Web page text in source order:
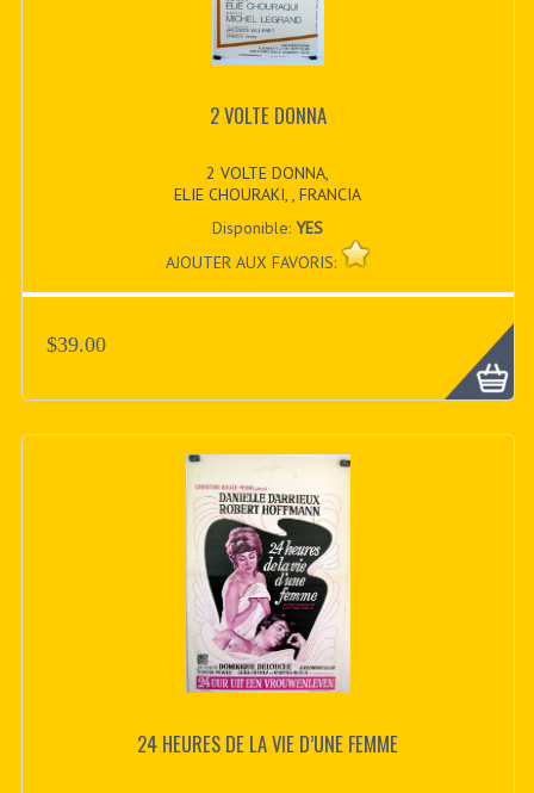
2 VOLTE DONNA
2 VOLTE DONNA,
ELIE CHOURAKI, , FRANCIA
Disponible:YES
AJOUTER AUX FAVORIS:
$39.00
24 HEURES DE LA VIE D’UNE FEMME